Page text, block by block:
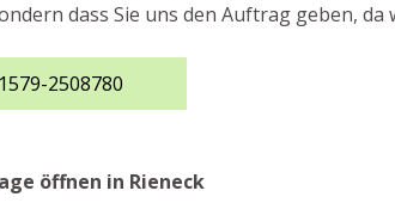
dass Sie uns den Auftrag geben,
2508780
öffnen in Rieneck